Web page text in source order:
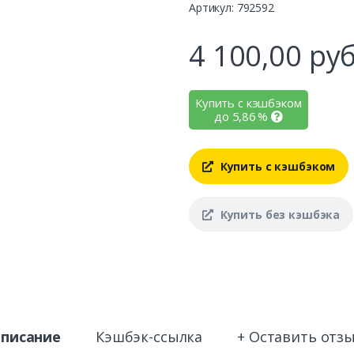
Артикул: 792592
4 100,00
Купить с кэшбэком
до 5,86%
Купить с кэшбэком
Купить без кэшбэка
Кэшбэк-ссылка + Оставить